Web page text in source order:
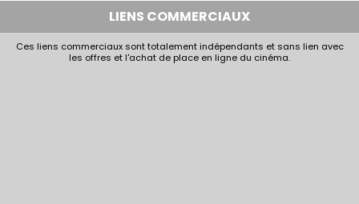
LIENS COMMERCIAUX
Ces liens commerciaux sont totalement indépendants et sans lien avec
les offres et l'achat de place en ligne du cinéma.